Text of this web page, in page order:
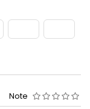
Note